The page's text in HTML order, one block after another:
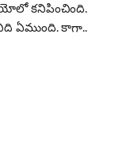
కనిపించింది.
ఏముంది. కాగా..